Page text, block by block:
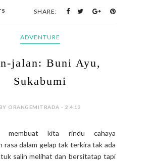
SHARE:
ADVENTURE
jalan: Buni Ayu,
Sukabumi
BY ORANGEMITRADA - 2.4.13
membuat kita rindu cahaya
rasa dalam gelap tak terkira tak ada
salin melihat dan bersitatap tapi